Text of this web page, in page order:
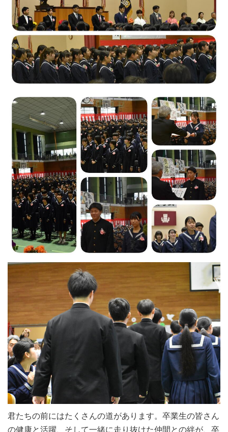
君たちの前にはたくさんの道があります。卒業生の皆さん
の健康と活躍、そして一緒に走り抜けた仲間との絆が、卒